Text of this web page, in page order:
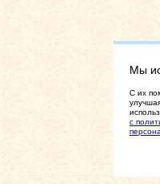
Мы
C их
с